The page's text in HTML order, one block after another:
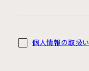
個人情報の取扱い